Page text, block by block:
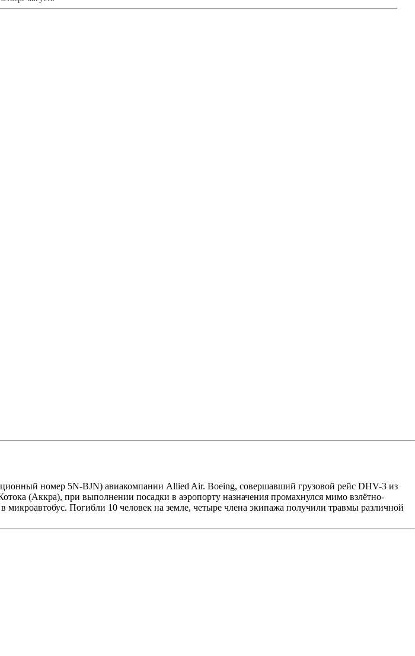
номер 5N-BJN) авиакомпании Allied Air. Boeing, совершавший грузовой рейс DHV-3 из
(Аккра), при выполнении посадки в аэропорту назначения промахнулся мимо взлётно-
Погибли 10 человек на земле, четыре члена экипажа получили травмы различной